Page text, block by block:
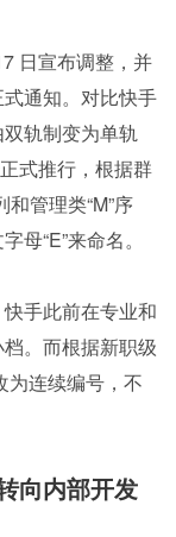
日宣布调整，并
通知。对比快手
轨制变为单轨
式推行，根据群
管理类“M”序
母“E”来命名。
手此前在专业和
。而根据新职级
为连续编号，不
向内部开发